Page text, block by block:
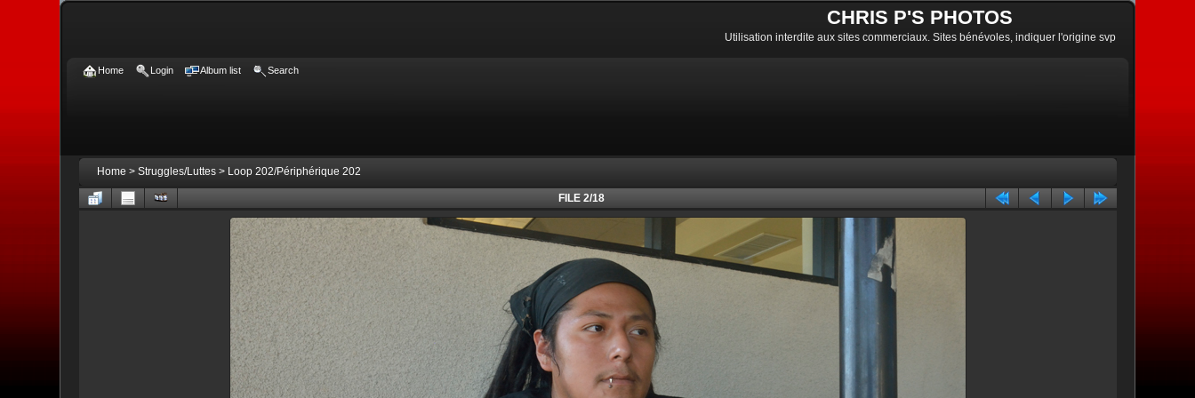
CHRIS P'S PHOTOS
Utilisation interdite aux sites commerciaux. Sites bénévoles, indiquer l'origine svp
Home Login Album list Search
Home > Struggles/Luttes> Loop 202/Périphérique 202
FILE 2/18